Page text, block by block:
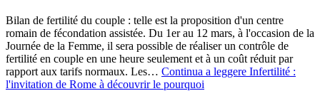
Bilan de fertilité du couple : telle est la proposition d'un centre
romain de fécondation assistée. Du 1er au 12 mars, à l'occasion de la
Journée de la Femme, il sera possible de réaliser un contrôle de
fertilité en couple en une heure seulement et à un coût réduit par
rapport aux tarifs normaux. Les… Continua a leggere Infertilité :
l'invitation de Rome à découvrir le pourquoi